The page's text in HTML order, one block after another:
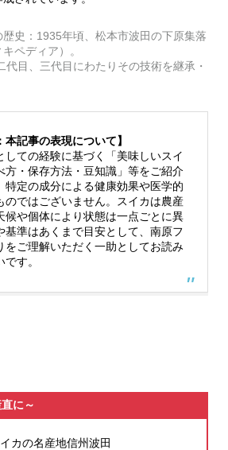
史：1935年頃、松本市波田の下原集落
ペディア）。
代目、三代目にわたりその技術を継承・
本記事の表現について】
しての経験に基づく「美味しいスイ
方・保存方法・豆知識」等をご紹介
特定の成分による健康効果や医学的
のではございません。スイカは農産
候や個体により状態は一点ごとに異
基準はあくまで目安として、南原フ
をご理解いただく一助としてお読み
す。
に～
カの名産地信州波田